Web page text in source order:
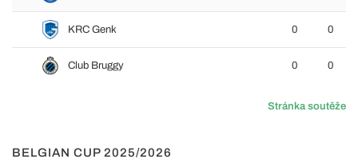
KRC Genk 0 0
Club Bruggy 0 0
Stránka soutěže
BELGIAN CUP 2025/2026